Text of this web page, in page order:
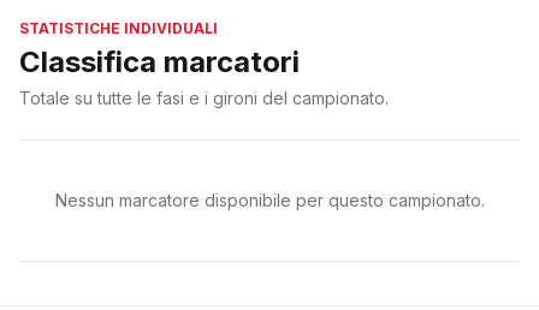
STATISTICHE INDIVIDUALI
Classifica marcatori
Totale su tutte le fasi e i gironi del campionato.
Nessun marcatore disponibile per questo campionato.